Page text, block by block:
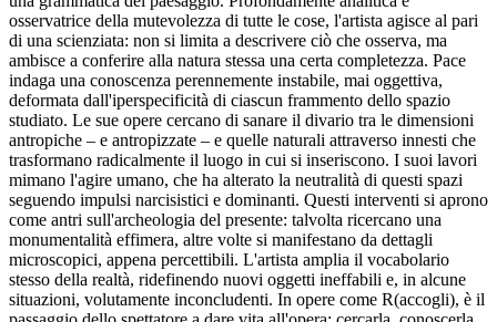
osservatrice della mutevolezza di tutte le cose, l'artista agisce al pari
di una scienziata: non si limita a descrivere ciò che osserva, ma
ambisce a conferire alla natura stessa una certa completezza. Pace
indaga una conoscenza perennemente instabile, mai oggettiva,
deformata dall'iperspecificità di ciascun frammento dello spazio
studiato. Le sue opere cercano di sanare il divario tra le dimensioni
antropiche – e antropizzate – e quelle naturali attraverso innesti che
trasformano radicalmente il luogo in cui si inseriscono. I suoi lavori
mimano l'agire umano, che ha alterato la neutralità di questi spazi
seguendo impulsi narcisistici e dominanti. Questi interventi si aprono
come antri sull'archeologia del presente: talvolta ricercano una
monumentalità effimera, altre volte si manifestano da dettagli
microscopici, appena percettibili. L'artista amplia il vocabolario
stesso della realtà, ridefinendo nuovi oggetti ineffabili e, in alcune
situazioni, volutamente inconcludenti. In opere come R(accogli), è il